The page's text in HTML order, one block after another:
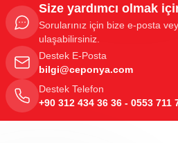
Size yardımcı olmak
Sorularınız için bize e-posta
ulaşabilirsiniz.
Destek E-Posta
bilgi@ceponya.com
Destek Telefon
+90 312 434 36 36 - 0553 711